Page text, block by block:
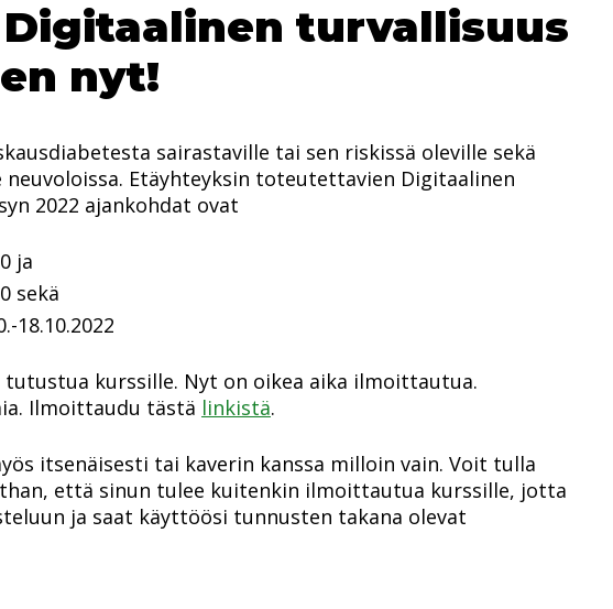
turvallisuus
nyt!
sairastaville tai sen riskissä oleville sekä
Etäyhteyksin toteutettavien Digitaalinen
2022 ajankohdat ovat
ja
sekä
18.10.2022
tutustua kurssille. Nyt on oikea aika ilmoittautua.
Ilmoittaudu tästä linkistä.
itsenäisesti tai kaverin kanssa milloin vain. Voit tulla
että sinun tulee kuitenkin ilmoittautua kurssille, jotta
ja saat käyttöösi tunnusten takana olevat